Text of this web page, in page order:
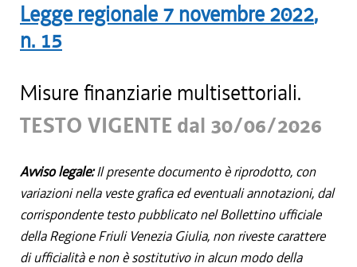
Legge regionale 7 novembre 2022,
n. 15
Misure finanziarie multisettoriali.
TESTO VIGENTE dal 30/06/2026
Avviso legale:Il presente documento è riprodotto, con
variazioni nella veste grafica ed eventuali annotazioni, dal
corrispondente testo pubblicato nel Bollettino ufficiale
della Regione Friuli Venezia Giulia, non riveste carattere
di ufficialità e non è sostitutivo in alcun modo della